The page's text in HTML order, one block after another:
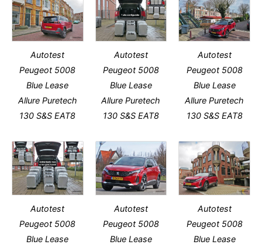
Autotest
Peugeot 5008
Blue Lease
Allure Puretech
130 S&S EAT8
Autotest
Peugeot 5008
Blue Lease
Allure Puretech
130 S&S EAT8
Autotest
Peugeot 5008
Blue Lease
Allure Puretech
130 S&S EAT8
Autotest
Peugeot 5008
Blue Lease
Autotest
Peugeot 5008
Blue Lease
Autotest
Peugeot 5008
Blue Lease